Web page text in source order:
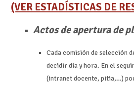
(VER ESTADÍSTICAS DE
Actos de apertura de
Cada comisión de selección
decidir día y hora. En el
(intranet docente, pitia,…)